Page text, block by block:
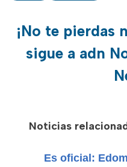
¡No te pierdas
sigue a adn
Noticias
Es oficial: